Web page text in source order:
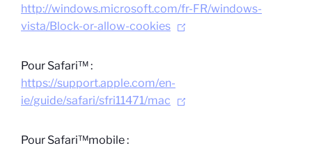
http://windows.microsoft.com/fr-FR/windows-
vista/Block-or-allow-cookies
Pour Safari™ :
https://support.apple.com/en-
ie/guide/safari/sfri11471/mac
Pour Safari™mobile :